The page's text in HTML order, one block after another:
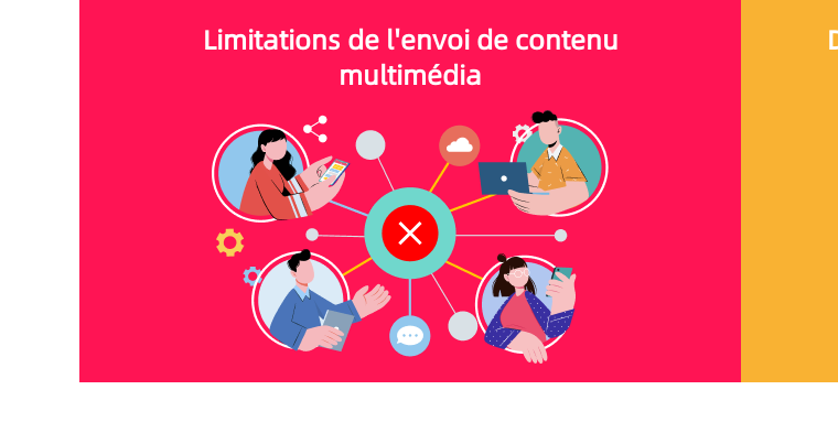
Limitations de l'envoi de contenu
multimédia